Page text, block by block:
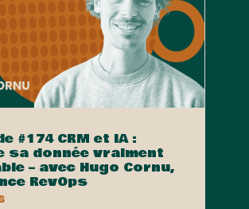
#174 CRM et IA :
sa donnée vraiment
– avec Hugo Cornu,
RevOps